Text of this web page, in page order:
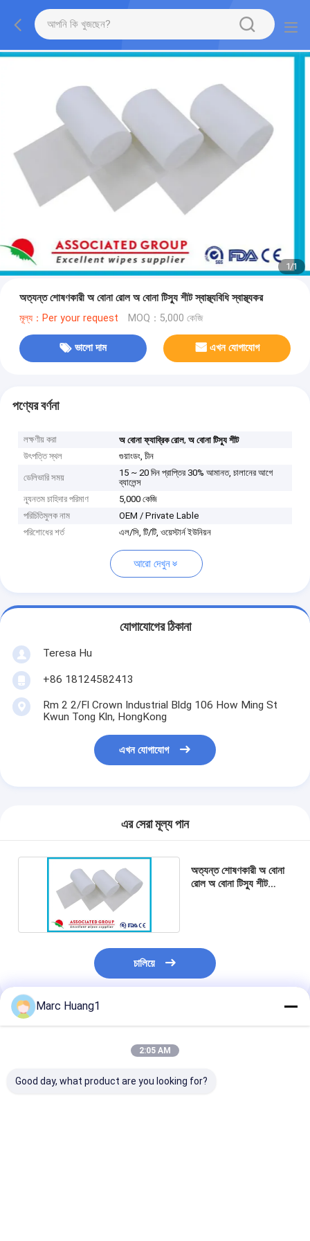
1/1
অত্যন্ত শোষণকারী অ বোনা রোল অ বোনা টিস্যু শীট স্বাস্থ্যবিধি স্বাস্থ্যকর
মূল্য：Per your request MOQ：5,000 কেজি
ভালো দাম এখন যোগাযোগ
পণ্যের বর্ণনা
লক্ষণীয় করা অ বোনা ফ্যাব্রিক রোল,অ বোনা টিস্যু শীট
উৎপত্তি স্থল
গুয়াংডং, চীন
ডেলিভারি সময়
15 ~ 20 দিন প্রাপ্তির 30% আমানত, চালানের আগে
ব্যালেন্স
ন্যূনতম চাহিদার পরিমাণ
5,000 কেজি
পরিচিতিমুলক নাম
OEM / Private Lable
পরিশোধের শর্ত
এল/সি, টি/টি, ওয়েস্টার্ন ইউনিয়ন
আরো দেখুন
যোগাযোগের ঠিকানা
Teresa Hu
+86 18124582413
Rm 2 2/Fl Crown Industrial Bldg 106 How Ming St
Kwun Tong Kln, HongKong
এখন যোগাযোগ
এর সেরা মূল্য পান
অত্যন্ত শোষণকারী অ বোনা
রোল অ বোনা টিস্যু শীট
চালিয়ে
প্রস্তাবিত পণ্য
Marc Huang1
2:05 AM
Good day, what product are you looking for?